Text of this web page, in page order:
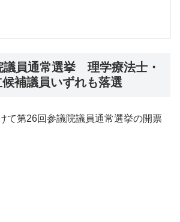
議員通常選挙 理学療法士・
補議員いずれも落選
て第26回参議院議員通常選挙の開票